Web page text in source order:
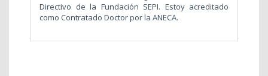
Directivo de la Fundación SEPI. Estoy acreditado
como Contratado Doctor por la ANECA.